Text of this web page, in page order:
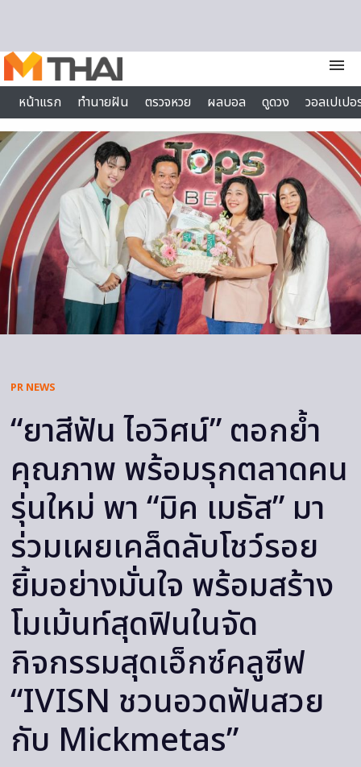
menu
หน้าแรก
ทำนายฝัน ตรวจหวย ผลบอล ดูดวง
วอลเปเป
ไลฟ์สไตล์
PR NEWS
“ยาสีฟัน ไอวิศน์” ตอกย้ำ
คุณภาพ พร้อมรุกตลาดคน
รุ่นใหม่ พา “มิค เมธัส” มา
ร่วมเผยเคล็ดลับโชว์รอย
ยิ้มอย่างมั่นใจ พร้อมสร้าง
โมเม้นท์สุดฟินในจัด
กิจกรรมสุดเอ็กซ์คลูซีฟ
“IVISN ชวนอวดฟันสวย
กับ Mickmetas”